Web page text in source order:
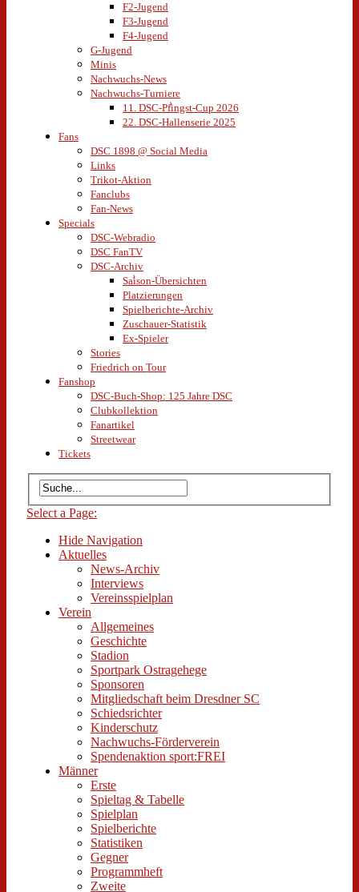
F2-Jugend
F3-Jugend
F4-Jugend
G-Jugend
Minis
Nachwuchs-News
Nachwuchs-Turniere
11. DSC-Pfingst-Cup 2026
22. DSC-Hallenserie 2025
Fans
DSC 1898 @ Social Media
Links
Trikot-Aktion
Fanclubs
Fan-News
Specials
DSC-Webradio
DSC FanTV
DSC-Archiv
Saison-Übersichten
Platzierungen
Spielberichte-Archiv
Zuschauer-Statistik
Ex-Spieler
Stories
Friedrich on Tour
Fanshop
DSC-Buch-Shop: 125 Jahre DSC
Clubkollektion
Fanartikel
Streetwear
Tickets
Select a Page:
Hide Navigation
Aktuelles
News-Archiv
Interviews
Vereinsspielplan
Verein
Allgemeines
Geschichte
Stadion
Sportpark Ostragehege
Sponsoren
Mitgliedschaft beim Dresdner SC
Schiedsrichter
Kinderschutz
Nachwuchs-Förderverein
Spendenaktion sport:FREI
Männer
Erste
Spieltag & Tabelle
Spielplan
Spielberichte
Statistiken
Gegner
Programmheft
Zweite